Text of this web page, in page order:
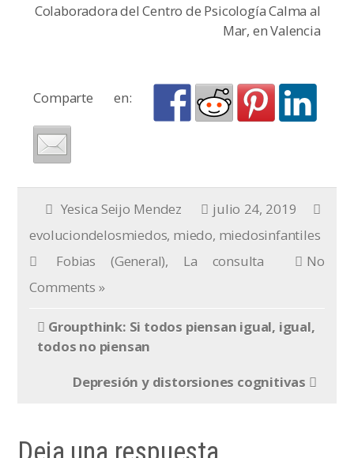
Colaboradora del Centro de Psicología Calma al
Mar, en Valencia
Comparte en:
Yesica Seijo Mendez
julio 24, 2019
evoluciondelosmiedos, miedo, miedosinfantiles
Fobias (General), La consulta
No
Comments »
Groupthink: Si todos piensan igual, igual,
todos no piensan
Depresión y distorsiones cognitivas